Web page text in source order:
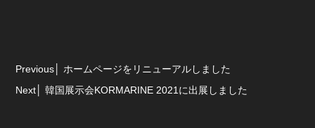
Previous
ホームページをリニューアルしました
Next
韓国展示会KORMARINE 2021に出展しました